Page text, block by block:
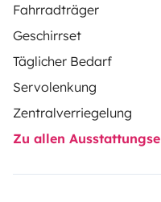
Fahrradträger
Geschirrset
Täglicher Bedarf
Servolenkung
Zentralverriegelung
Zu allen